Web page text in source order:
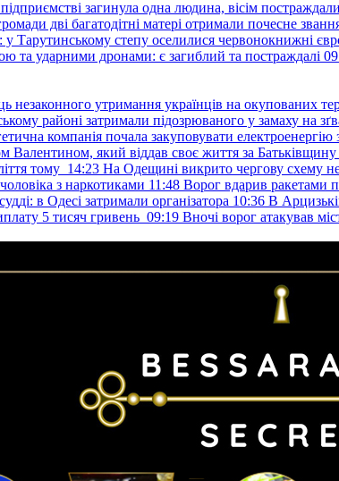
загинула одна людина, вісім постраждали
дві багатодітні матері отримали почесне
у Тарутинському степу оселилися червонокнижні
та ударними дронами: є загиблий та постраждалі
незаконного утримання українців на окупованих
районі затримали підозрюваного у замаху на
компанія почала закуповувати
Валентином, який віддав своє життя за Батьківщину
тому 14:23 На Одещині викрито чергову схему
з наркотиками 11:48 Ворог вдарив ракетами
в Одесі затримали організатора 10:36 В
5 тисяч гривень 09:19 Вночі ворог атакував